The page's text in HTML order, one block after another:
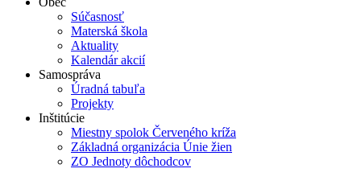
Súčasnosť
Materská škola
Aktuality
Kalendár akcií
Samospráva
Úradná tabuľa
Projekty
Inštitúcie
Miestny spolok Červeného kríža
Základná organizácia Únie žien
ZO Jednoty dôchodcov